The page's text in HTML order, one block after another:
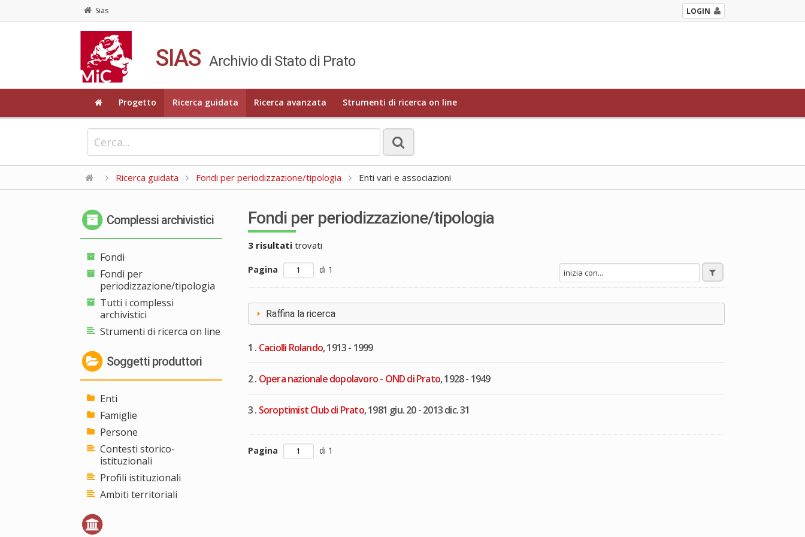
Sias LOGIN
SIAS Archivio di Stato di Prato
Progetto Ricerca guidata Ricerca avanzata Strumenti di ricerca on line
Ricerca guidata Fondi per periodizzazione/tipologia Enti vari e associazioni
Complessi archivistici
Fondi
Fondi per
periodizzazione/tipologia
Tutti i complessi
archivistici
Strumenti di ricerca on line
Soggetti produttori
Enti
Famiglie
Persone
Contesti storico-
istituzionali
Profili istituzionali
Ambiti territoriali
Fondi per periodizzazione/tipologia
3 risultatitrovati
Pagina di 1
Raffina la ricerca
1 . Caciolli Rolando, 1913 - 1999
2 . Opera nazionale dopolavoro - OND di Prato, 1928 - 1949
3 . Soroptimist Club di Prato, 1981 giu. 20 - 2013 dic. 31
Pagina di 1